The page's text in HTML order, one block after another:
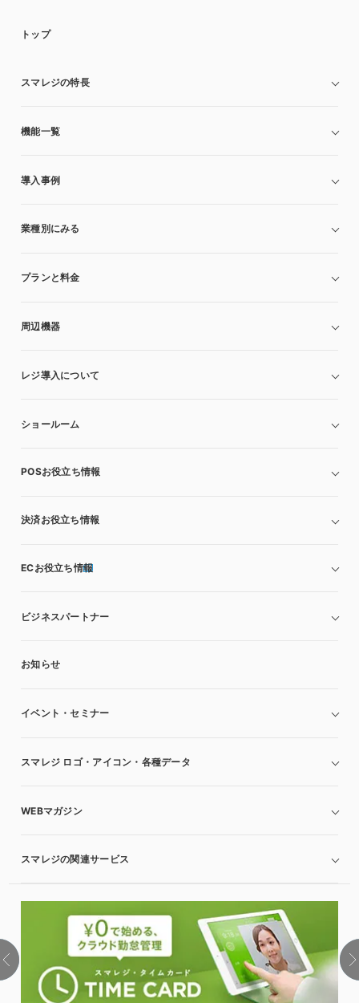
トップ
スマレジの特長
機能一覧
導入事例
業種別にみる
プランと料金
周辺機器
レジ導入について
ショールーム
POSお役立ち情報
決済お役立ち情報
ECお役立ち情報
ビジネスパートナー
お知らせ
イベント・セミナー
スマレジ ロゴ・アイコン・各種データ
WEBマガジン
スマレジの関連サービス